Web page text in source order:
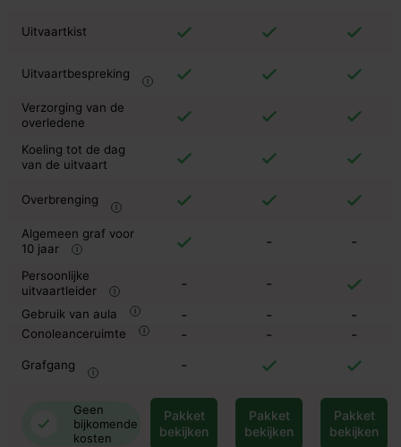
Uitvaartkist
Uitvaartbespreking
Verzorging van de
overledene
Koeling tot de dag
van de uitvaart
Overbrenging
Algemeen graf voor
10 jaar
- -
Persoonlijke
uitvaartleider
- -
Gebruik van aula - - -
Conoleanceruimte - - -
Grafgang -
Geen
bijkomende
kosten
Pakket
bekijken
Pakket
bekijken
Pakket
bekijken